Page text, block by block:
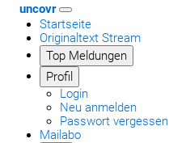
uncovr
Startseite
Originaltext Stream
Top Meldungen
Profil
Login
Neu anmelden
Passwort vergessen
Mailabo